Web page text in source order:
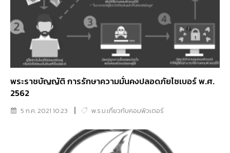
พระราชบัญญัติ การรักษาความมั่นคงปลอดภัยไซเบอร์ พ.ศ.
2562
5 ก.ค. 2021 10:23 พ.ร.บ.เกี่ยวกับคอมพิวเตอร์